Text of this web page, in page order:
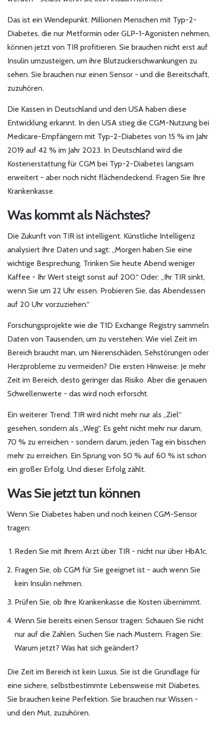
Das ist ein Wendepunkt. Millionen Menschen mit Typ-2-
Diabetes, die nur Metformin oder GLP-1-Agonisten nehmen,
können jetzt von TIR profitieren. Sie brauchen nicht erst auf
Insulin umzusteigen, um ihre Blutzuckerschwankungen zu
sehen. Sie brauchen nur einen Sensor - und die Bereitschaft,
zuzuhören.
Die Kassen in Deutschland und den USA haben diese
Entwicklung erkannt. In den USA stieg die CGM-Nutzung bei
Medicare-Empfängern mit Typ-2-Diabetes von 15 % im Jahr
2019 auf 42 % im Jahr 2023. In Deutschland wird die
Kostenerstattung für CGM bei Typ-2-Diabetes langsam
erweitert - aber noch nicht flächendeckend. Fragen Sie Ihre
Krankenkasse.
Was kommt als Nächstes?
Die Zukunft von TIR ist intelligent. Künstliche Intelligenz
analysiert Ihre Daten und sagt: „Morgen haben Sie eine
wichtige Besprechung. Trinken Sie heute Abend weniger
Kaffee - Ihr Wert steigt sonst auf 200.“ Oder: „Ihr TIR sinkt,
wenn Sie um 22 Uhr essen. Probieren Sie, das Abendessen
auf 20 Uhr vorzuziehen.“
Forschungsprojekte wie die T1D Exchange Registry sammeln
Daten von Tausenden, um zu verstehen: Wie viel Zeit im
Bereich braucht man, um Nierenschäden, Sehstörungen oder
Herzprobleme zu vermeiden? Die ersten Hinweise: Je mehr
Zeit im Bereich, desto geringer das Risiko. Aber die genauen
Schwellenwerte - das wird noch erforscht.
Ein weiterer Trend: TIR wird nicht mehr nur als „Ziel“
gesehen, sondern als „Weg“. Es geht nicht mehr nur darum,
70 % zu erreichen - sondern darum, jeden Tag ein bisschen
mehr zu erreichen. Ein Sprung von 50 % auf 60 % ist schon
ein großer Erfolg. Und dieser Erfolg zählt.
Was Sie jetzt tun können
Wenn Sie Diabetes haben und noch keinen CGM-Sensor
tragen:
Reden Sie mit Ihrem Arzt über TIR - nicht nur über HbA1c.
Fragen Sie, ob CGM für Sie geeignet ist - auch wenn Sie
kein Insulin nehmen.
Prüfen Sie, ob Ihre Krankenkasse die Kosten übernimmt.
Wenn Sie bereits einen Sensor tragen: Schauen Sie nicht
nur auf die Zahlen. Suchen Sie nach Mustern. Fragen Sie:
Warum jetzt? Was hat sich geändert?
Die Zeit im Bereich ist kein Luxus. Sie ist die Grundlage für
eine sichere, selbstbestimmte Lebensweise mit Diabetes.
Sie brauchen keine Perfektion. Sie brauchen nur Wissen -
und den Mut, zuzuhören.